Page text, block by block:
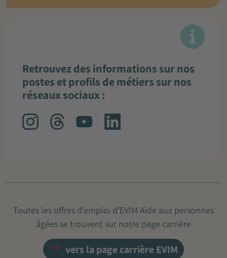
Retrouvez des informations sur nos
postes et profils de métiers sur nos
réseaux sociaux :
Toutes les offres d’emploi d’EVIM Aide aux personnes
âgées se trouvent sur notre page carrière
vers la page carrière EVIM